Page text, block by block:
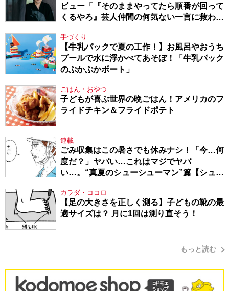
ビュー「『そのままやってたら順番が回って
くるやろ』芸人仲間の何気ない一言に救われ
手づくり
【牛乳パックで夏の工作！】お風呂やおうち
プールで水に浮かべてあそぼ！「牛乳パック
のぷかぷかボート」
ごはん・おやつ
子どもが喜ぶ世界の晩ごはん！アメリカのフ
ライドチキン＆フライドポテト
連載
ごみ収集はこの暑さでも休みナシ！「今…何
度だ？」ヤバい…これはマジでヤバ
い…。“真夏のシューシューマン”篇【シュー
カラダ・ココロ
【足の大きさを正しく測る】子どもの靴の最
適サイズは？ 月に1回は測り直そう！
もっと読む